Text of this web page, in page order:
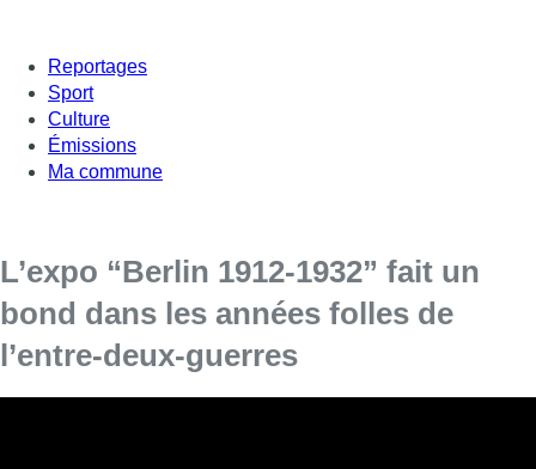
Reportages
Sport
Culture
Émissions
Ma commune
L’expo “Berlin 1912-1932” fait un
bond dans les années folles de
l’entre-deux-guerres